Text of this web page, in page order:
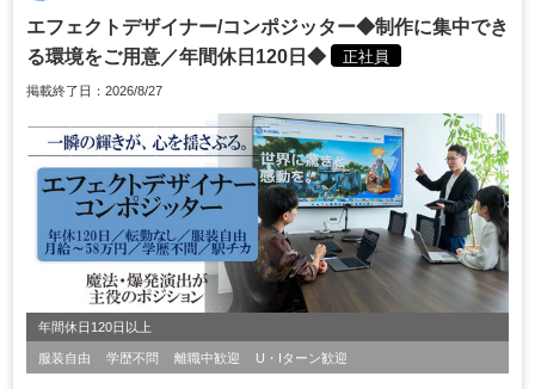
エフェクトデザイナー/コンポジッター◆制作に集中でき
る環境をご用意／年間休日120日◆
正社員
掲載終了日：2026/8/27
年間休日120日以上
服装自由 学歴不問 離職中歓迎 U・Iターン歓迎